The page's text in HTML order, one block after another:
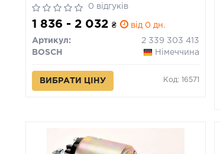
04.03
0 відгуків
1 836 - 2 032 ₴ від 0 дн.
Артикул:
2 339 303 413
BOSCH
Німеччина
ВИБРАТИ ЦІНУ Код: 16571